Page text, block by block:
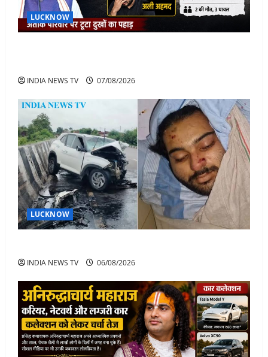
LUCKNOW
INDIA NEWS TV 07/08/2026
LUCKNOW
INDIA NEWS TV 06/08/2026